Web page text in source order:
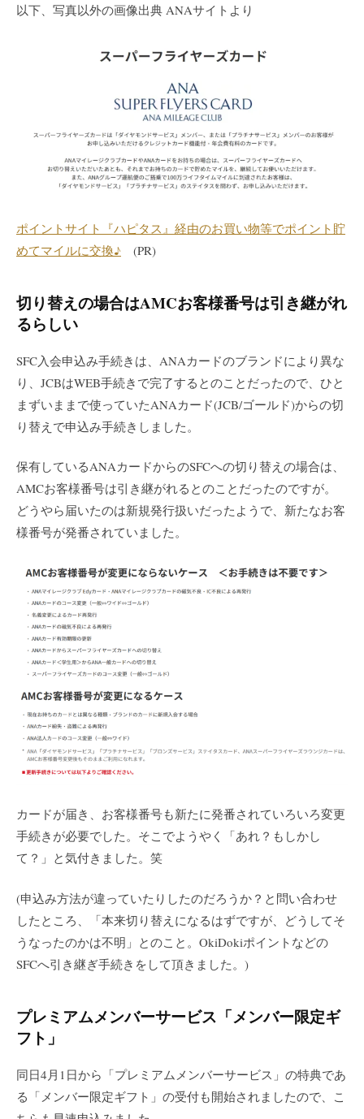
以下、写真以外の画像出典 ANAサイトより
ポイントサイト『ハピタス』経由のお買い物等でポイント貯
めてマイルに交換♪ (PR)
切り替えの場合はAMCお客様番号は引き継がれ
るらしい
SFC入会申込み手続きは、ANAカードのブランドにより異な
り、JCBはWEB手続きで完了するとのことだったので、ひと
まずいままで使っていたANAカード(JCB/ゴールド)からの切
り替えで申込み手続きしました。
保有しているANAカードからのSFCへの切り替えの場合は、
AMCお客様番号は引き継がれるとのことだったのですが。
どうやら届いたのは新規発行扱いだったようで、新たなお客
様番号が発番されていました。
カードが届き、お客様番号も新たに発番されていろいろ変更
手続きが必要でした。そこでようやく「あれ？もしかし
て？」と気付きました。笑
(申込み方法が違っていたりしたのだろうか？と問い合わせ
したところ、「本来切り替えになるはずですが、どうしてそ
うなったのかは不明」とのこと。OkiDokiポイントなどの
SFCへ引き継ぎ手続きをして頂きました。)
プレミアムメンバーサービス「メンバー限定ギ
フト」
同日4月1日から「プレミアムメンバーサービス」の特典であ
る「メンバー限定ギフト」の受付も開始されましたので、こ